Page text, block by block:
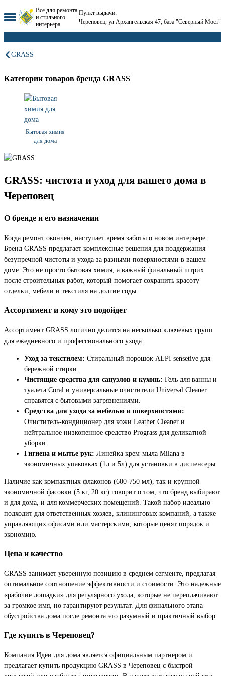
Все для ремонта
и стильного
интерьера
Пункт выдачи:
Череповец, ул Архангельская 47, база "Северный Мост"
GRASS
Категории товаров бренда GRASS
Бытовая химия
для дома
GRASS: чистота и уход для вашего дома в
Череповец
О бренде и его назначении
Когда ремонт окончен, наступает время заботы о новом интерьере.
Бренд GRASS предлагает комплексные решения для поддержания
безупречной чистоты и ухода за разными поверхностями в вашем
доме. Это не просто бытовая химия, а важный финальный штрих
после строительных работ, который помогает сохранить красоту
отделки, мебели и текстиля на долгие годы.
Ассортимент и кому это подойдет
Ассортимент GRASS логично делится на несколько ключевых групп
для ежедневного и профессионального ухода:
Уход за текстилем: Стиральный порошок ALPI sensetive для
бережной стирки.
Чистящие средства для санузлов и кухонь: Гель для ванны и
туалета Coral и универсальные очистители Universal Cleaner
справятся с бытовыми загрязнениями.
Средства для ухода за мебелью и поверхностями:
Очиститель-кондиционер для кожи Leather Cleaner и
нейтральное низкопенное средство Prograss для деликатной
уборки.
Гигиена и мытье рук: Линейка крем-мыла Milana в
экономичных упаковках (1л и 5л) для установки в диспенсеры.
Наличие как компактных флаконов (600-750 мл), так и крупной
экономичной фасовки (5 кг, 20 кг) говорит о том, что бренд выбирают
и для дома, и для коммерческих помещений. Такой набор идеально
подходит для ответственных хозяев, клининговых компаний, а также
управляющих офисами или мастерскими, которые ценят порядок и
экономию.
Цена и качество
GRASS занимает уверенную позицию в среднем сегменте, предлагая
оптимальное соотношение эффективности и стоимости. Это надежные
«рабочие лошадки» для регулярного ухода, которые не переплачивают
за громкое имя, но гарантируют результат. Для финального этапа
обустройства дома после ремонта это разумный и практичный выбор.
Где купить в Череповец?
Компания Идеи для дома является официальным партнером и
предлагает купить продукцию GRASS в Череповец с быстрой